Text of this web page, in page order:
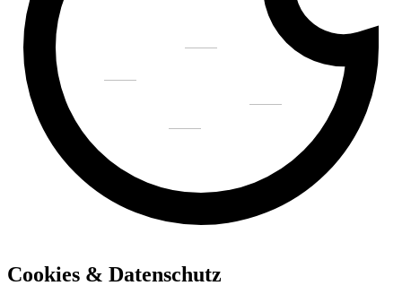
Cookies & Datenschutz